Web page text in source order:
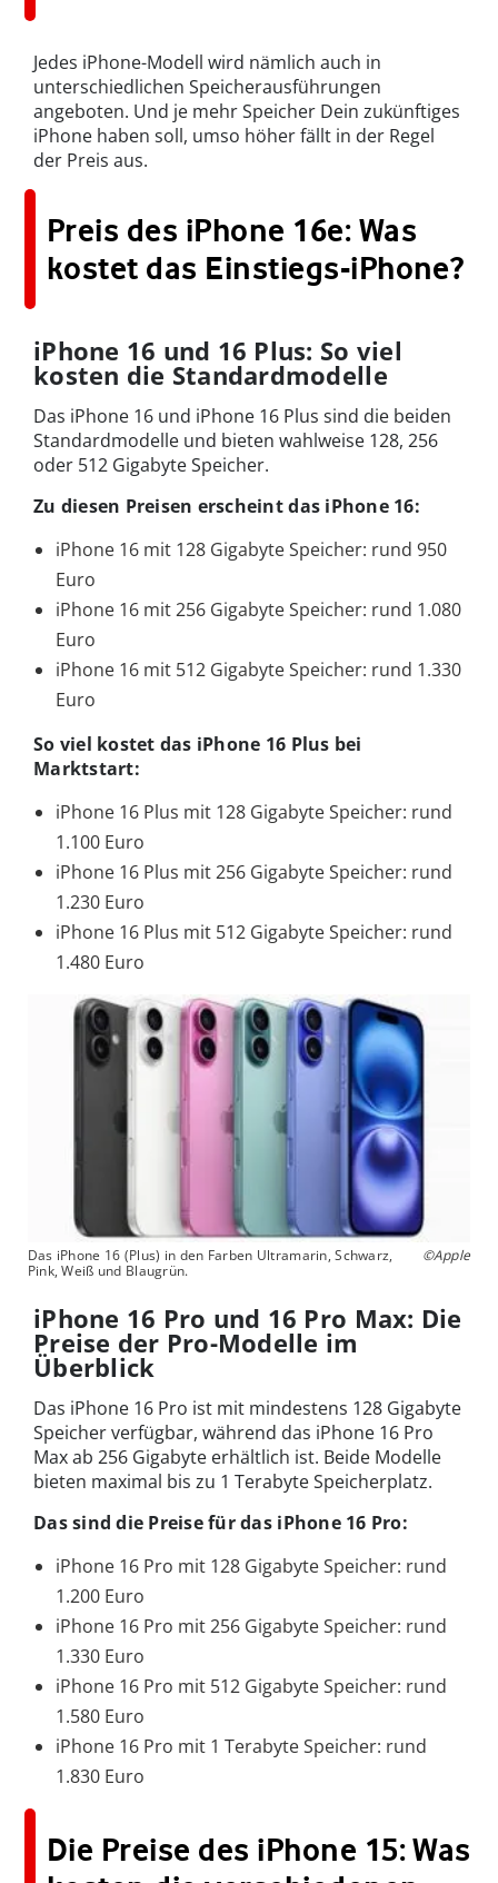
Jedes iPhone-Modell wird nämlich auch in
unterschiedlichen Speicherausführungen
angeboten. Und je mehr Speicher Dein zukünftiges
iPhone haben soll, umso höher fällt in der Regel
der Preis aus.
Preis des iPhone 16e: Was
kostet das Einstiegs-iPhone?
iPhone 16 und 16 Plus: So viel
kosten die Standardmodelle
Das iPhone 16 und iPhone 16 Plus sind die beiden
Standardmodelle und bieten wahlweise 128, 256
oder 512 Gigabyte Speicher.
Zu diesen Preisen erscheint das iPhone 16:
iPhone 16 mit 128 Gigabyte Speicher: rund 950
Euro
iPhone 16 mit 256 Gigabyte Speicher: rund 1.080
Euro
iPhone 16 mit 512 Gigabyte Speicher: rund 1.330
Euro
So viel kostet das iPhone 16 Plus bei
Marktstart:
iPhone 16 Plus mit 128 Gigabyte Speicher: rund
1.100 Euro
iPhone 16 Plus mit 256 Gigabyte Speicher: rund
1.230 Euro
iPhone 16 Plus mit 512 Gigabyte Speicher: rund
1.480 Euro
Das iPhone 16 (Plus) in den Farben Ultramarin, Schwarz,
Pink, Weiß und Blaugrün.
©Apple
iPhone 16 Pro und 16 Pro Max: Die
Preise der Pro-Modelle im
Überblick
Das iPhone 16 Pro ist mit mindestens 128 Gigabyte
Speicher verfügbar, während das iPhone 16 Pro
Max ab 256 Gigabyte erhältlich ist. Beide Modelle
bieten maximal bis zu 1 Terabyte Speicherplatz.
Das sind die Preise für das iPhone 16 Pro:
iPhone 16 Pro mit 128 Gigabyte Speicher: rund
1.200 Euro
iPhone 16 Pro mit 256 Gigabyte Speicher: rund
1.330 Euro
iPhone 16 Pro mit 512 Gigabyte Speicher: rund
1.580 Euro
iPhone 16 Pro mit 1 Terabyte Speicher: rund
1.830 Euro
Die Preise des iPhone 15: Was